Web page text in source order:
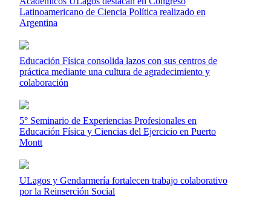
Latinoamericano de Ciencia Política realizado en
Argentina
Educación Física consolida lazos con sus centros de
práctica mediante una cultura de agradecimiento y
colaboración
5° Seminario de Experiencias Profesionales en
Educación Física y Ciencias del Ejercicio en Puerto
Montt
ULagos y Gendarmería fortalecen trabajo colaborativo
por la Reinserción Social